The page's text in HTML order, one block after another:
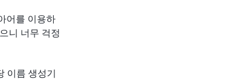
어를 이용하
니 너무 걱정
이름 생성기